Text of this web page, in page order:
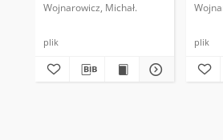
Wojnarowicz, Michał.
plik plik